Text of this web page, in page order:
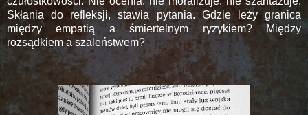
Skłania do refleksji, stawia pytania. Gdzie leży granica
między empatią a śmiertelnym ryzykiem? Między
rozsądkiem a szaleństwem?